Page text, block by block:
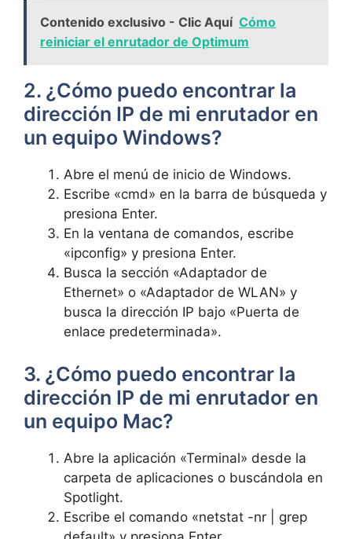
Contenido exclusivo - Clic Aquí Cómo
reiniciar el enrutador de Optimum
2.‌ ¿Cómo puedo ⁤encontrar⁣ la
⁤dirección IP de ​mi enrutador en
un equipo Windows?
Abre el menú de inicio de ​Windows.
Escribe «cmd» en⁢ la barra de búsqueda y
presiona Enter.
En ⁢la⁤ ventana ‌de comandos, escribe
«ipconfig» y presiona Enter.
Busca la sección «Adaptador de
Ethernet» o «Adaptador de WLAN» ⁣y
busca la dirección ⁤IP bajo‍ «Puerta de
enlace predeterminada».
3. ¿Cómo⁤ puedo encontrar la
dirección IP de⁢ mi enrutador en‍
un equipo​ Mac?
Abre​ la aplicación «Terminal»‍ desde la
carpeta de aplicaciones​ o buscándola en⁤
Spotlight.
Escribe el comando «netstat -nr | grep